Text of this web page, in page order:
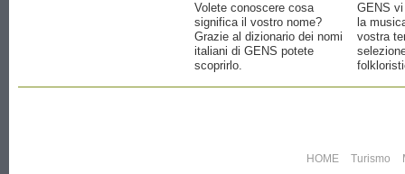
Volete conoscere cosa
significa il vostro nome?
Grazie al dizionario dei nomi
italiani di GENS potete
scoprirlo.
GENS
la
vostra
HOME Turismo